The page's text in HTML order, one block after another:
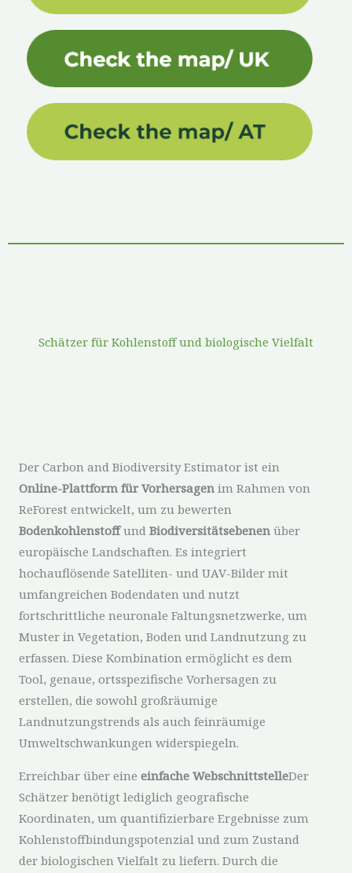
Schätzer für Kohlenstoff und biologische Vielfalt
Der Carbon and Biodiversity Estimator ist ein
Online-Plattform für Vorhersagen im Rahmen von
ReForest entwickelt, um zu bewerten
Bodenkohlenstoffund Biodiversitätsebenen über
europäische Landschaften. Es integriert
hochauflösende Satelliten- und UAV-Bilder mit
umfangreichen Bodendaten und nutzt
fortschrittliche neuronale Faltungsnetzwerke, um
Muster in Vegetation, Boden und Landnutzung zu
erfassen. Diese Kombination ermöglicht es dem
Tool, genaue, ortsspezifische Vorhersagen zu
erstellen, die sowohl großräumige
Landnutzungstrends als auch feinräumige
Umweltschwankungen widerspiegeln.
Erreichbar über eine einfache WebschnittstelleDer
Schätzer benötigt lediglich geografische
Koordinaten, um quantifizierbare Ergebnisse zum
Kohlenstoffbindungspotenzial und zum Zustand
der biologischen Vielfalt zu liefern. Durch die